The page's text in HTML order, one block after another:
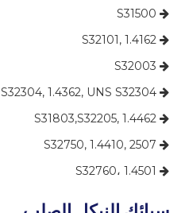

S31500

S32101, 1.4162

S32003

S32304, 1.4362, UNS S32304

S31803,S32205, 1.4462

S32750, 1.4410, 2507
 S32760، 1.4501